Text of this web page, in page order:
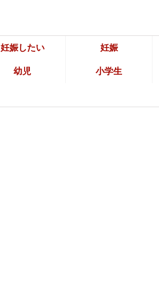
妊娠したい 妊娠
幼児 小学生